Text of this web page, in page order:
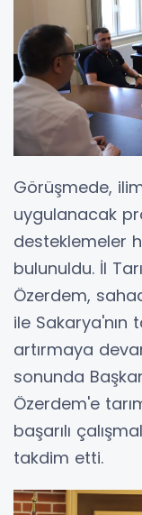
Görüşmede,
uygulanacak
desteklemeler
bulunuldu. İl
Özerdem,
ile Sakarya'nın
artırmaya
sonunda
Özerdem'e
başarılı
takdim etti.